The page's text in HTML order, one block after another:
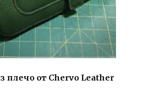
плечо от Chervo Leather